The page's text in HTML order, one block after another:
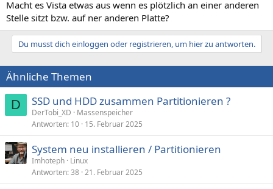
Macht es Vista etwas aus wenn es plötzlich an einer anderen
Stelle sitzt bzw. auf ner anderen Platte?
Du musst dich einloggen oder registrieren, um hier zu antworten.
Ähnliche Themen
D SSD und HDD zusammen Partitionieren ?
DerTobi_XD
Massenspeicher
Antworten 10 15. Februar 2025
System neu installieren / Partitionieren
Imhoteph Linux
Antworten 38 21. Februar 2025